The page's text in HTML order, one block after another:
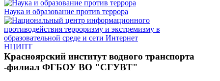
Наука и образование против террора
НЦИПТ
Красноярский институт водного транспорта
-филиал ФГБОУ ВО "СГУВТ"